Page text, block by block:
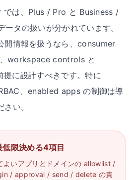
では、Plus / Pro と Business /
タの扱いが分かれています。
開情報を扱うなら、consumer
、workspace controls と
に設計すべきです。特に
、enabled apps の制御は導
い。
限決める4項目
よいアプリとドメインの allowlist /
/ approval / send / delete の責